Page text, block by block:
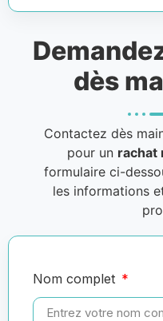
dès
Contactez dès
pour un rachat
formulaire ci-
les informations
Nom complet